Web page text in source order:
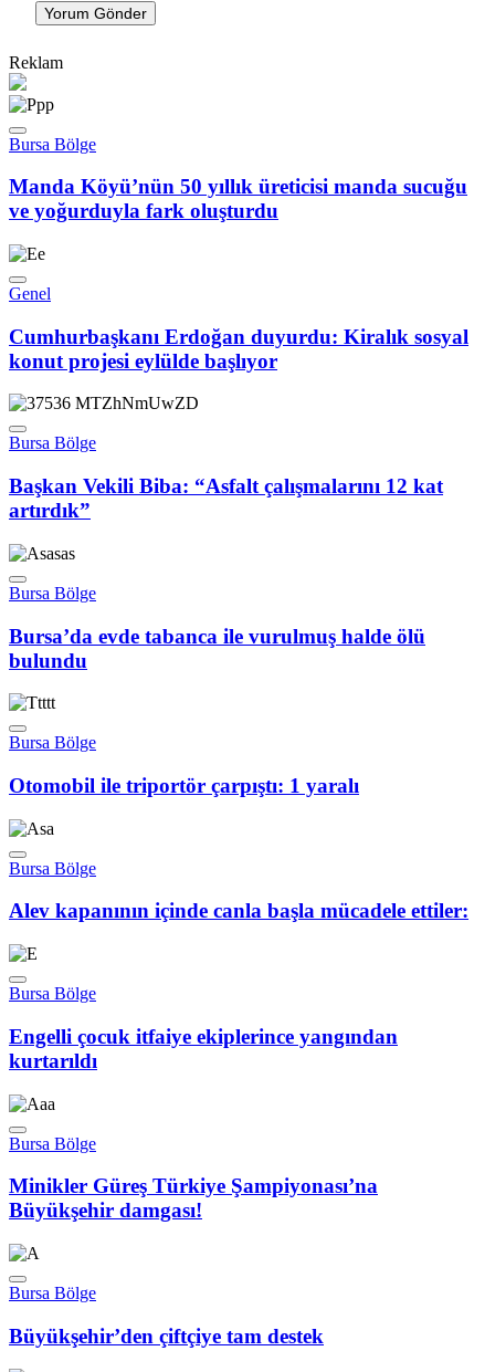
Yorum Gönder
Reklam
Bursa Bölge
Manda Köyü’nün 50 yıllık üreticisi manda sucuğu
ve yoğurduyla fark oluşturdu
Genel
Cumhurbaşkanı Erdoğan duyurdu: Kiralık sosyal
konut projesi eylülde başlıyor
Bursa Bölge
Başkan Vekili Biba: “Asfalt çalışmalarını 12 kat
artırdık”
Bursa Bölge
Bursa’da evde tabanca ile vurulmuş halde ölü
bulundu
Bursa Bölge
Otomobil ile triportör çarpıştı: 1 yaralı
Bursa Bölge
Alev kapanının içinde canla başla mücadele ettiler:
Bursa Bölge
Engelli çocuk itfaiye ekiplerince yangından
kurtarıldı
Bursa Bölge
Minikler Güreş Türkiye Şampiyonası’na
Büyükşehir damgası!
Bursa Bölge
Büyükşehir’den çiftçiye tam destek